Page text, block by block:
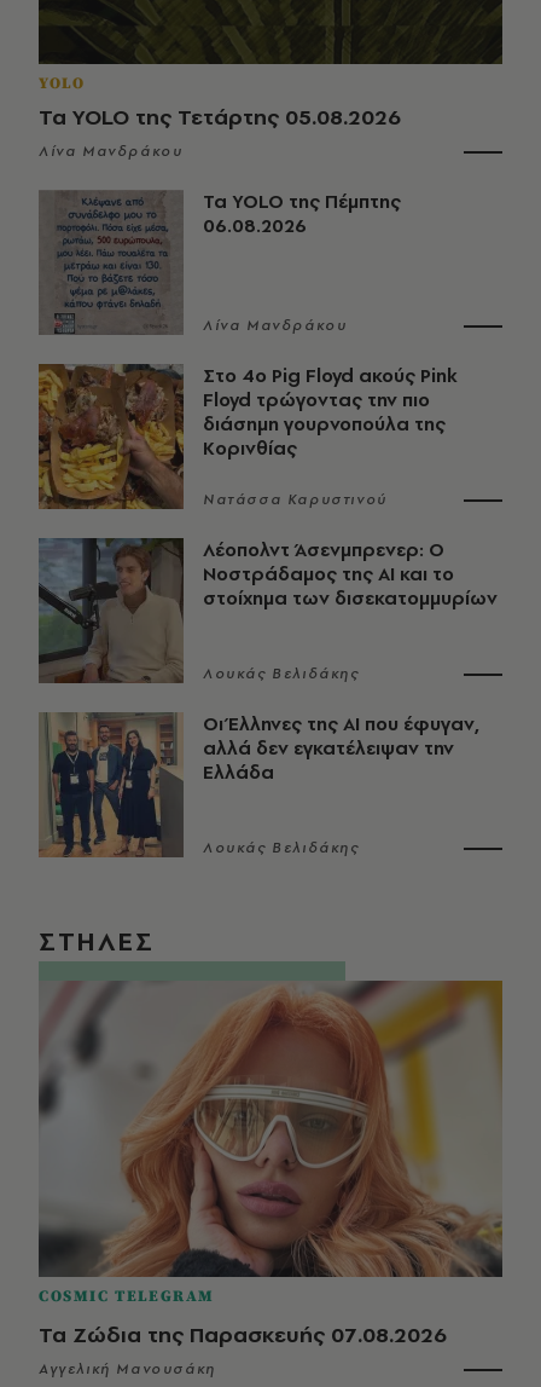
YOLO
Τα YOLO της Τετάρτης 05.08.2026
Λίνα Μανδράκου
Τα YOLO της Πέμπτης
06.08.2026
Λίνα Μανδράκου
Στο 4ο Pig Floyd ακούς Pink
Floyd τρώγοντας την πιο
διάσημη γουρνοπούλα της
Κορινθίας
Νατάσσα Καρυστινού
Λέοπολντ Άσενμπρενερ: Ο
Νοστράδαμος της AI και το
στοίχημα των δισεκατομμυρίων
Λουκάς Βελιδάκης
Οι Έλληνες της ΑΙ που έφυγαν,
αλλά δεν εγκατέλειψαν την
Ελλάδα
Λουκάς Βελιδάκης
ΣΤΗΛΕΣ
COSMIC TELEGRAM
Τα Ζώδια της Παρασκευής 07.08.2026
Αγγελική Μανουσάκη